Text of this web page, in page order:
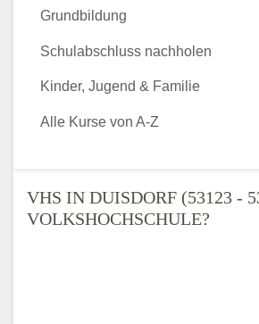
VHS IN DUISDORF (53123 -
VOLKSHOCHSCHULE?
Grundbildung
Schulabschluss nachholen
Kinder, Jugend & Familie
Alle Kurse von A-Z